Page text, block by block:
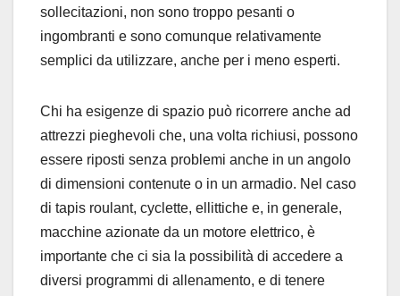
sollecitazioni, non sono troppo pesanti o
ingombranti e sono comunque relativamente
semplici da utilizzare, anche per i meno esperti.
Chi ha esigenze di spazio può ricorrere anche ad
attrezzi pieghevoli che, una volta richiusi, possono
essere riposti senza problemi anche in un angolo
di dimensioni contenute o in un armadio. Nel caso
di tapis roulant, cyclette, ellittiche e, in generale,
macchine azionate da un motore elettrico, è
importante che ci sia la possibilità di accedere a
diversi programmi di allenamento, e di tenere